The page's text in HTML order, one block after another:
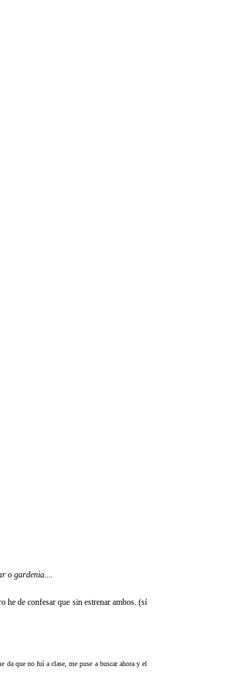
o gardenia....
he de confesar que sin estrenar ambos. (sí
da que no fuí a clase, me puse a buscar ahora y el